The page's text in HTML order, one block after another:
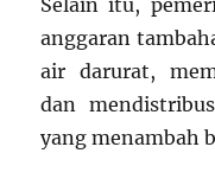
anggaran
air darurat,
dan
yang menambah